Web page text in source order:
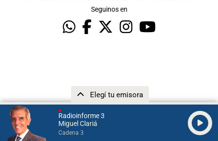
Radioinforme 3
Miguel Clariá
Cadena 3
Elegí tu emisora
Seguinos en